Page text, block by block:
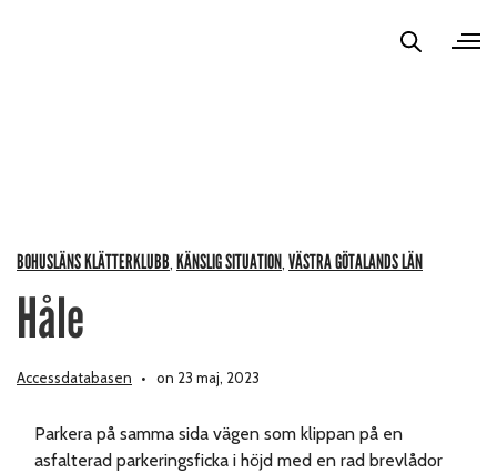
BOHUSLÄNS KLÄTTERKLUBB, KÄNSLIG SITUATION, VÄSTRA GÖTALANDS LÄN
Håle
Accessdatabasen on 23 maj, 2023
Parkera på samma sida vägen som klippan på en
asfalterad parkeringsficka i höjd med en rad brevlådor